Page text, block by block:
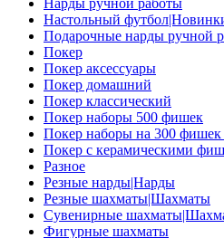
Нарды ручной работы
Настольный
Подарочные нарды ручной
Покер
Покер аксессуары
Покер домашний
Покер классический
Покер наборы 500 фишек
Покер наборы на 300 фишек
Покер с керамическими
Разное
Резные нарды|Нарды
Резные шахматы|Шахматы
Сувенирные
Фигурные шахматы